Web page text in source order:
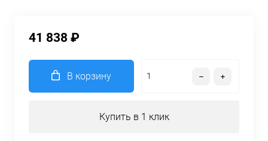
41 838 ₽
В корзину
Купить в 1 клик